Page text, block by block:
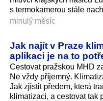
s termokamerou stále
minulý měsíc
Jak najít v Praze
aplikaci je na to
Cestovat pražskou MHD
Ne vždy příjemný.
Jak zjistit předem, která
klimatizaci, a cestovat tak